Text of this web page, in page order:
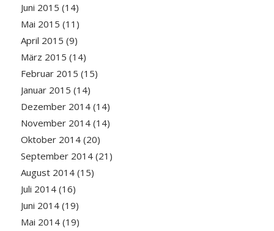
Juni 2015 (14)
Mai 2015 (11)
April 2015 (9)
März 2015 (14)
Februar 2015 (15)
Januar 2015 (14)
Dezember 2014(14)
November 2014(14)
Oktober 2014(20)
September 2014(21)
August 2014(15)
Juli 2014(16)
Juni 2014(19)
Mai 2014(19)